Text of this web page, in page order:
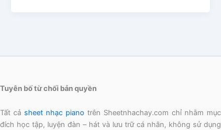
Tuyên bố từ chối bản quyền
Tất cả sheet nhạc piano trên Sheetnhachay.com chỉ nhằm mục
đích học tập, luyện đàn – hát và lưu trữ cá nhân, không sử dụng